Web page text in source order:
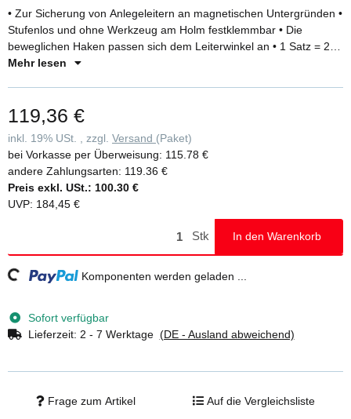
• Zur Sicherung von Anlegeleitern an magnetischen Untergründen •
Stufenlos und ohne Werkzeug am Holm festklemmbar • Die
beweglichen Haken passen sich dem Leiterwinkel an • 1 Satz = 2
Stück
Mehr lesen
119,36 €
inkl. 19% USt. , zzgl. Versand (Paket)
bei Vorkasse per Überweisung: 115.78 €
andere Zahlungsarten: 119.36 €
Preis exkl. USt.: 100.30 €
UVP: 184,45 €
Stk In den Warenkorb
Loading... Komponenten werden geladen ...
Sofort verfügbar
Lieferzeit: 2 - 7 Werktage (DE - Ausland abweichend)
Frage zum Artikel Auf die Vergleichsliste